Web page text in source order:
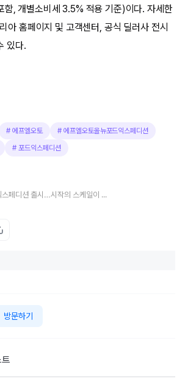
, 개별소비세 3.5% 적용 기준)이다. 자세한
아 홈페이지 및 고객센터, 공식 딜러사 전시
있다.
#에프엘오토 # 에프엘오토올뉴포드익스페디션
#포드익스페디션
에프엘오토, 올 뉴 포드 익스페디션 출시…시작의 스케일이 커진다
방문하기